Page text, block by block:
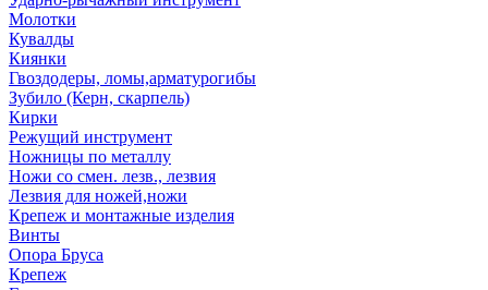
Молотки
Кувалды
Киянки
Гвоздодеры, ломы,арматурогибы
Зубило (Керн, скарпель)
Кирки
Режущий инструмент
Ножницы по металлу
Ножи со смен. лезв., лезвия
Лезвия для ножей,ножи
Крепеж и монтажные изделия
Винты
Опора Бруса
Крепеж